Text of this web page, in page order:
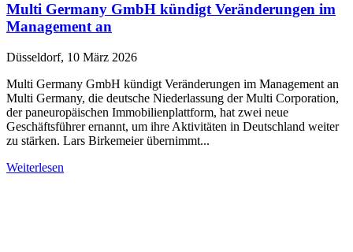
Multi Germany GmbH kündigt Veränderungen im
Management an
Düsseldorf, 10 März 2026
Multi Germany GmbH kündigt Veränderungen im Management an
Multi Germany, die deutsche Niederlassung der Multi Corporation,
der paneuropäischen Immobilienplattform, hat zwei neue
Geschäftsführer ernannt, um ihre Aktivitäten in Deutschland weiter
zu stärken. Lars Birkemeier übernimmt...
Weiterlesen